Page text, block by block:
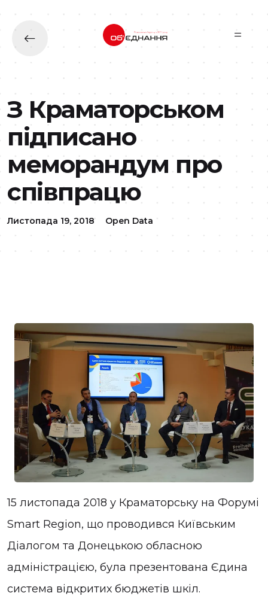
Перейти до основного вмісту
З Краматорськом
підписано
меморандум про
співпрацю
Листопада 19, 2018 Open Data
15 листопада 2018 у Краматорську на Форумі
Smart Region, що проводився Київським
Діалогом та Донецькою обласною
адміністрацією, була презентована Єдина
система відкритих бюджетів шкіл.